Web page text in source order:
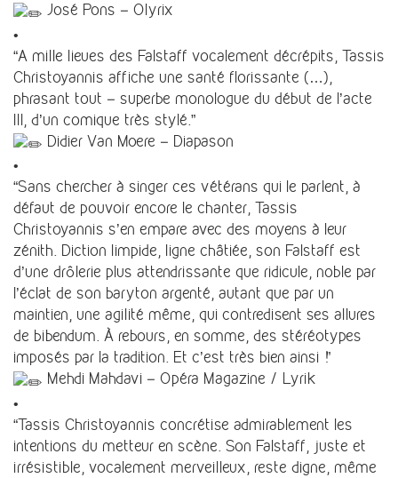
José Pons – Olyrix
•
“A mille lieues des Falstaff vocalement décrépits, Tassis
Christoyannis affiche une santé florissante (…),
phrasant tout – superbe monologue du début de l’acte
III, d’un comique très stylé.”
Didier Van Moere – Diapason
•
“Sans chercher à singer ces vétérans qui le parlent, à
défaut de pouvoir encore le chanter, Tassis
Christoyannis s’en empare avec des moyens à leur
zénith. Diction limpide, ligne châtiée, son Falstaff est
d’une drôlerie plus attendrissante que ridicule, noble par
l’éclat de son baryton argenté, autant que par un
maintien, une agilité même, qui contredisent ses allures
de bibendum. À rebours, en somme, des stéréotypes
imposés par la tradition. Et c’est très bien ainsi !”
Mehdi Mahdavi – Opéra Magazine / Lyrik
•
“Tassis Christoyannis concrétise admirablement les
intentions du metteur en scène. Son Falstaff, juste et
irrésistible, vocalement merveilleux, reste digne, même